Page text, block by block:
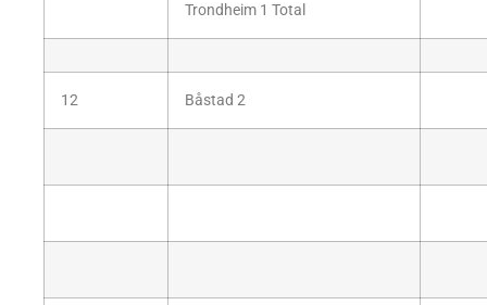
Trondheim 1 Total
12 Båstad 2